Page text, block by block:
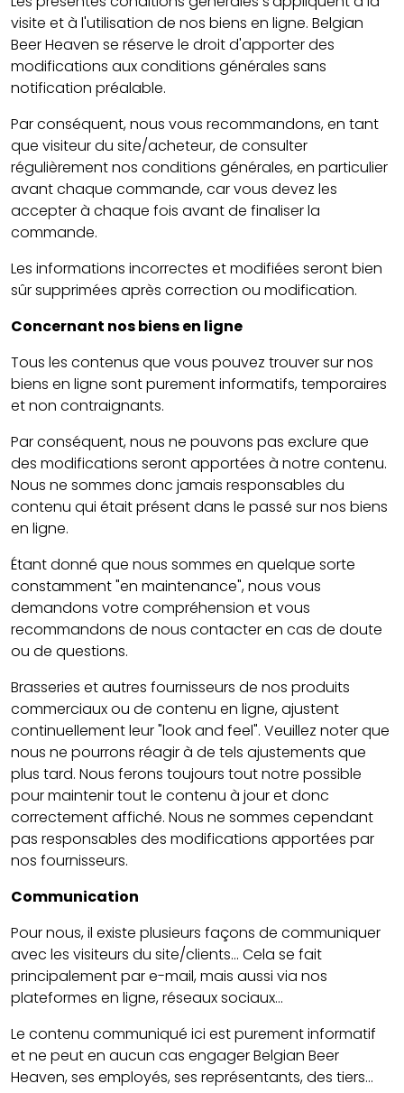
visite et à l'utilisation de nos biens en ligne. Belgian
Beer Heaven se réserve le droit d'apporter des
modifications aux conditions générales sans
notification préalable.
Par conséquent, nous vous recommandons, en tant
que visiteur du site/acheteur, de consulter
régulièrement nos conditions générales, en particulier
avant chaque commande, car vous devez les
accepter à chaque fois avant de finaliser la
commande.
Les informations incorrectes et modifiées seront bien
sûr supprimées après correction ou modification.
Concernant nos biens en ligne
Tous les contenus que vous pouvez trouver sur nos
biens en ligne sont purement informatifs, temporaires
et non contraignants.
Par conséquent, nous ne pouvons pas exclure que
des modifications seront apportées à notre contenu.
Nous ne sommes donc jamais responsables du
contenu qui était présent dans le passé sur nos biens
en ligne.
Étant donné que nous sommes en quelque sorte
constamment "en maintenance", nous vous
demandons votre compréhension et vous
recommandons de nous contacter en cas de doute
ou de questions.
Brasseries et autres fournisseurs de nos produits
commerciaux ou de contenu en ligne, ajustent
continuellement leur "look and feel". Veuillez noter que
nous ne pourrons réagir à de tels ajustements que
plus tard. Nous ferons toujours tout notre possible
pour maintenir tout le contenu à jour et donc
correctement affiché. Nous ne sommes cependant
pas responsables des modifications apportées par
nos fournisseurs.
Communication
Pour nous, il existe plusieurs façons de communiquer
avec les visiteurs du site/clients... Cela se fait
principalement par e-mail, mais aussi via nos
plateformes en ligne, réseaux sociaux...
Le contenu communiqué ici est purement informatif
et ne peut en aucun cas engager Belgian Beer
Heaven, ses employés, ses représentants, des tiers...